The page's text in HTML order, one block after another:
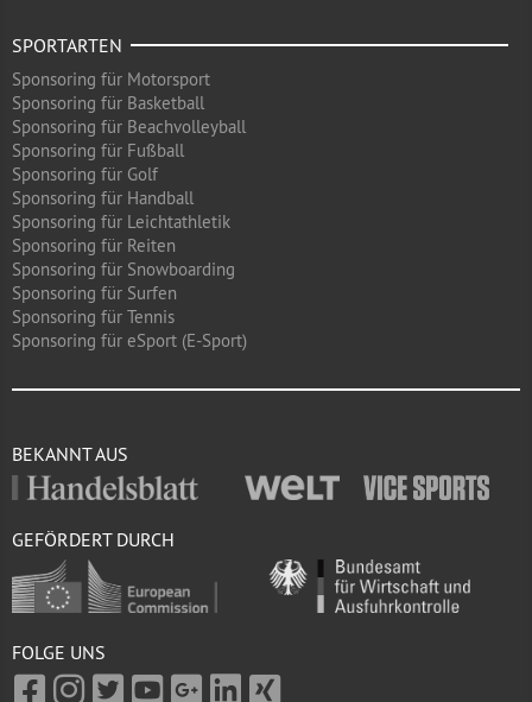
SPORTARTEN
Sponsoring für Motorsport
Sponsoring für Basketball
Sponsoring für Beachvolleyball
Sponsoring für Fußball
Sponsoring für Golf
Sponsoring für Handball
Sponsoring für Leichtathletik
Sponsoring für Reiten
Sponsoring für Snowboarding
Sponsoring für Surfen
Sponsoring für Tennis
Sponsoring für eSport (E-Sport)
BEKANNT AUS
GEFÖRDERT DURCH
FOLGE UNS